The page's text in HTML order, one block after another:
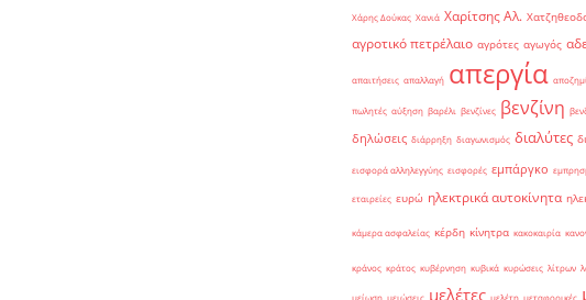
Χάρης Δούκας Χανιά Χαρίτσης Αλ.
αγροτικό πετρέλαιο αγρότες αγωγός
απαιτήσεις απαλλαγή απεργία
πωλητές αύξηση βαρέλι βενζίνες βενζίνη
δηλώσεις διάρρηξη διαγωνισμός διαλύτες
εισφορά αλληλεγγύης εισφορές εμπάργκο
εταιρείες ευρώ ηλεκτρικά αυτοκίνητα
κάμερα ασφαλείας κέρδη κίνητρα κακοκαιρία
κράνος κράτος κυβέρνηση κυβικά κυρώσεις λίτρων
μείωση μειώσεις μελέτες μελέτη μεταφορικές